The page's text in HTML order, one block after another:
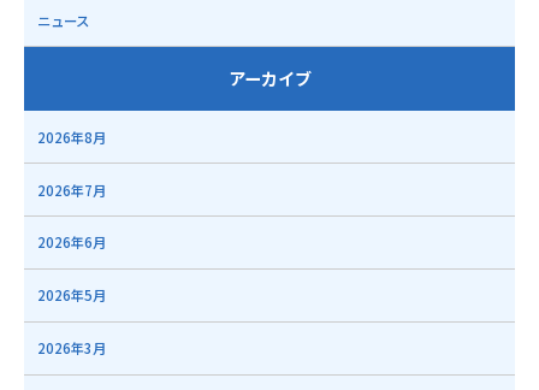
ニュース
アーカイブ
2026年8月
2026年7月
2026年6月
2026年5月
2026年3月